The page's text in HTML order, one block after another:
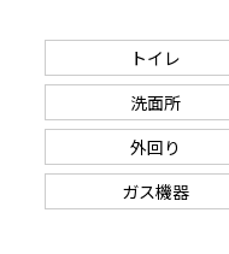
トイレ
洗面所
外回り
ガス機器